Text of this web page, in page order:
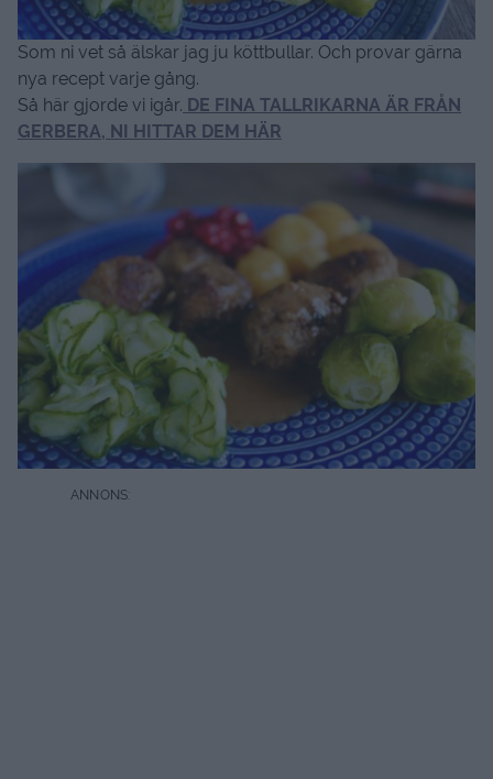
Som ni vet så älskar jag ju köttbullar. Och provar gärna
nya recept varje gång.
Så här gjorde vi igår. DE FINA TALLRIKARNA ÄR FRÅN
GERBERA, NI HITTAR DEM HÄR